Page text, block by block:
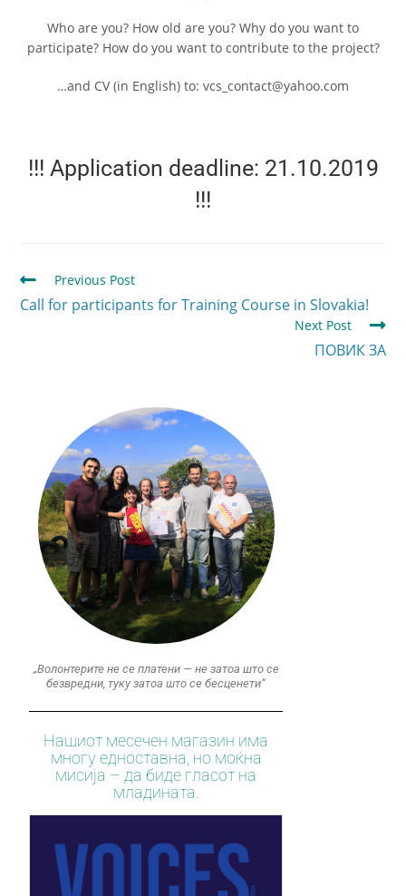
Who are you? How old are you? Why do you want to
participate? How do you want to contribute to the project?
…and CV (in English) to: vcs_contact@yahoo.com
!!! Application deadline: 21.10.2019
!!!
Previous Post
Call for participants for Training Course in Slovakia!
Next Post
ПОВИК ЗА
„Волонтерите не се платени — не затоа што се
безвредни, туку затоа што се бесценети“
Нашиот месечен магазин има
многу едноставна, но моќна
мисија – да биде гласот на
младината.